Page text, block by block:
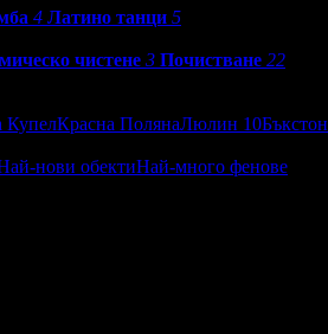
4 Латино танци 5
чистене 3 Почистване 22
КупелКрасна ПолянаЛюлин 10Бъкстон
нови обектиНай-много фенове